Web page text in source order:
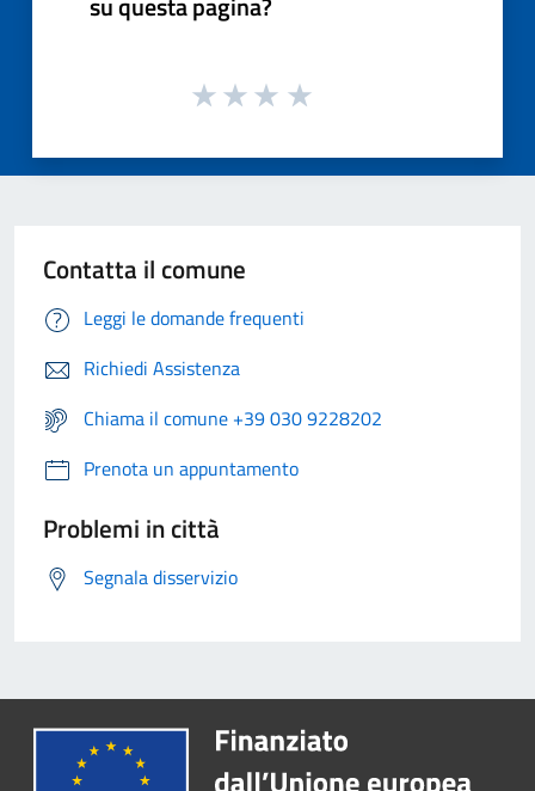
Contatta il comune
Leggi le domande frequenti
Richiedi Assistenza
Chiama il comune +39 030 9228202
Prenota un appuntamento
Problemi in città
Segnala disservizio